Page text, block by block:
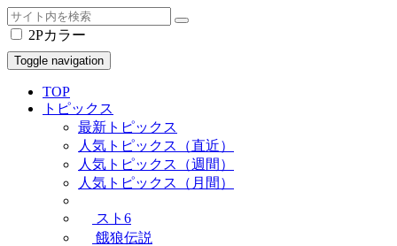
2Pカラー
Toggle navigation
TOP
トピックス
最新トピックス
人気トピックス（直近）
人気トピックス（週間）
人気トピックス（月間）
スト6
餓狼伝説